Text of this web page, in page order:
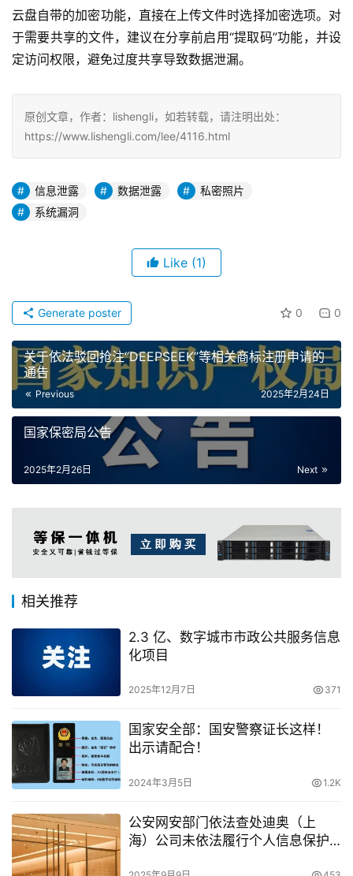
云盘自带的加密功能，直接在上传文件时选择加密选项。对
于需要共享的文件，建议在分享前启用“提取码”功能，并设
定访问权限，避免过度共享导致数据泄漏。
原创文章，作者：lishengli，如若转载，请注明出处：
https://www.lishengli.com/lee/4116.html
信息泄露 数据泄露
私密照片
系统漏洞
Like (1)
0 0
Generate poster
关于依法驳回抢注“DEEPSEEK”等相关商标注册申请的
通告
Previous 2025年2月24日
国家保密局公告
Next
2025年2月26日
相关推荐
2.3 亿、数字城市市政公共服务信息
化项目
2025年12月7日 371
国家安全部：国安警察证长这样！
出示请配合！
2024年3月5日 1.2K
公安网安部门依法查处迪奥（上
海）公司未依法履行个人信息保护